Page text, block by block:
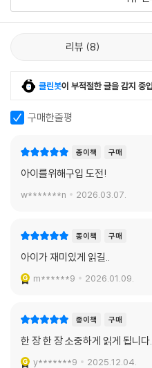
북이십일에서는 2018년부터 톨킨
롯, 톨킨의 책들을 꾸준히 펴낼 계획
『베렌과 루시엔』, 『곤돌린의 몰락
리뷰 8
클린봇이 부적절한 글을 감지 중
구매한줄평
종이책 구매
아이를위해구입 도전!
w*******n 2026.03.07.
종이책 구매
아이가 재미있게 읽길..
m******9 2026.01.09.
종이책 구매
한 장 한 장 소중하게 읽게 됩니다.
y*******9 2025.12.04.